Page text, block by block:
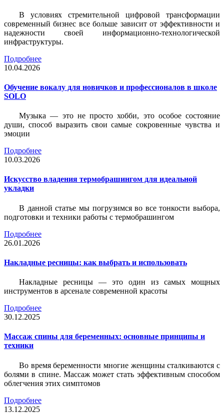
В условиях стремительной цифровой трансформации
современный бизнес все больше зависит от эффективности и
надежности своей информационно-технологической
инфраструктуры.
Подробнее
10.04.2026
Обучение вокалу для новичков и профессионалов в школе
SOLO
Музыка — это не просто хобби, это особое состояние
души, способ выразить свои самые сокровенные чувства и
эмоции
Подробнее
10.03.2026
Искусство владения термобрашингом для идеальной
укладки
В данной статье мы погрузимся во все тонкости выбора,
подготовки и техники работы с термобрашингом
Подробнее
26.01.2026
Накладные ресницы: как выбрать и использовать
Накладные ресницы — это один из самых мощных
инструментов в арсенале современной красоты
Подробнее
30.12.2025
Массаж спины для беременных: основные принципы и
техники
Во время беременности многие женщины сталкиваются с
болями в спине. Массаж может стать эффективным способом
облегчения этих симптомов
Подробнее
13.12.2025